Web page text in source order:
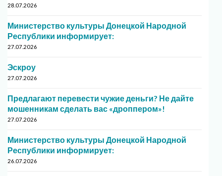
28.07.2026
Министерство культуры Донецкой Народной
Республики информирует:
27.07.2026
Эскроу
27.07.2026
Предлагают перевести чужие деньги? Не дайте
мошенникам сделать вас «дроппером»!
27.07.2026
Министерство культуры Донецкой Народной
Республики информирует:
26.07.2026